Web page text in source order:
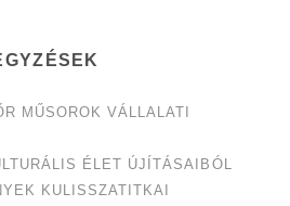
MŰSOROK VÁLLALATI
ÉLET ÚJÍTÁSAIBÓL
KULISSZATITKAI